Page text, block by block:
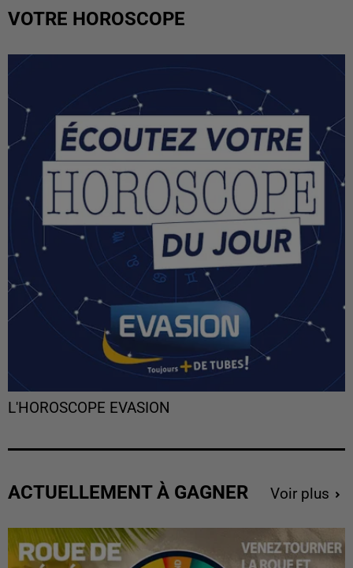
VOTRE HOROSCOPE
L'HOROSCOPE EVASION
ACTUELLEMENT À GAGNER Voir plus